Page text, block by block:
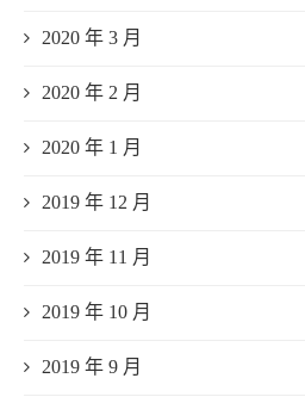
2020 年 3 月
2020 年 2 月
2020 年 1 月
2019 年 12 月
2019 年 11 月
2019 年 10 月
2019 年 9 月